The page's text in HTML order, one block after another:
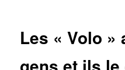
Les « Volo »